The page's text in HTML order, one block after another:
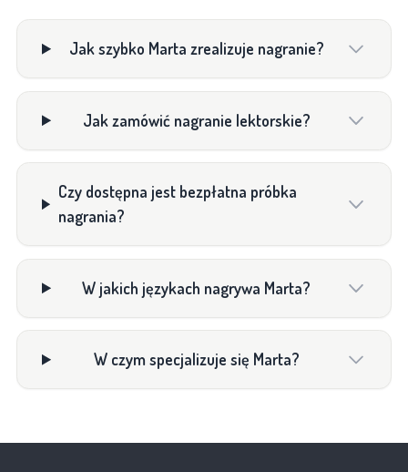
Jak szybko Marta zrealizuje nagranie?
Jak zamówić nagranie lektorskie?
Czy dostępna jest bezpłatna próbka
nagrania?
W jakich językach nagrywa Marta?
W czym specjalizuje się Marta?